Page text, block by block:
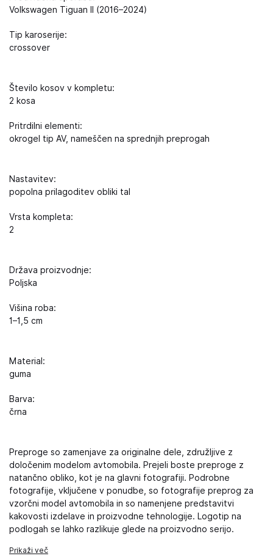
Volkswagen Tiguan II (2016–2024)
Tip karoserije:
crossover
Število kosov v kompletu:
2 kosa
Pritrdilni elementi:
okrogel tip AV, nameščen na sprednjih preprogah
Nastavitev:
popolna prilagoditev obliki tal
Vrsta kompleta:
2
Država proizvodnje:
Poljska
Višina roba:
1–1,5 cm
Material:
guma
Barva:
črna
Preproge so zamenjave za originalne dele, združljive z
določenim modelom avtomobila. Prejeli boste preproge z
natančno obliko, kot je na glavni fotografiji. Podrobne
fotografije, vključene v ponudbe, so fotografije preprog za
vzorčni model avtomobila in so namenjene predstavitvi
kakovosti izdelave in proizvodne tehnologije. Logotip na
podlogah se lahko razlikuje glede na proizvodno serijo.
Prikaži več